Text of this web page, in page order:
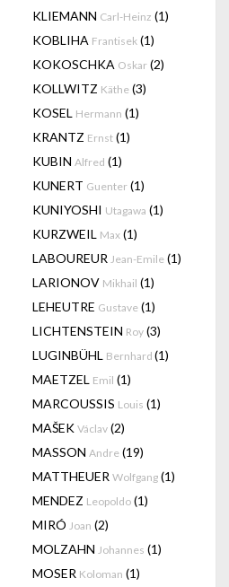
KLIEMANN Carl-Heinz (1)
KOBLIHA Frantisek (1)
KOKOSCHKA Oskar (2)
KOLLWITZ Käthe (3)
KOSEL Hermann (1)
KRANTZ Ernst (1)
KUBIN Alfred (1)
KUNERT Guenter (1)
KUNIYOSHI Utagawa (1)
KURZWEIL Max (1)
LABOUREUR Jean-Emile (1)
LARIONOV Mikhail (1)
LEHEUTRE Gustave (1)
LICHTENSTEIN Roy (3)
LUGINBÜHL Bernhard (1)
MAETZEL Emil (1)
MARCOUSSIS Louis (1)
MAŠEK Václav (2)
MASSON Andre (19)
MATTHEUER Wolfgang (1)
MENDEZ Leopoldo (1)
MIRÓ Joan (2)
MOLZAHN Johannes (1)
MOSER Koloman (1)